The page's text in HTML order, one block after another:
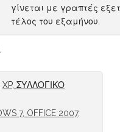
γίνεται με γραπτές
τέλος του εξαμήνου.
XP, ΣΥΛΛΟΓΙΚΟ
7, OFFICE2007,